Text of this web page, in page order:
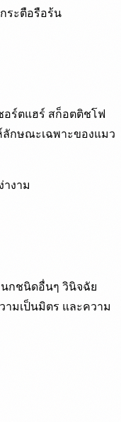
ระตือรือร้น
อร์ตแฮร์ สก็อตติชโฟ
ลักษณะเฉพาะของแมว
างาม
กชนิดอื่นๆ วินิจฉัย
ามเป็นมิตร และความ